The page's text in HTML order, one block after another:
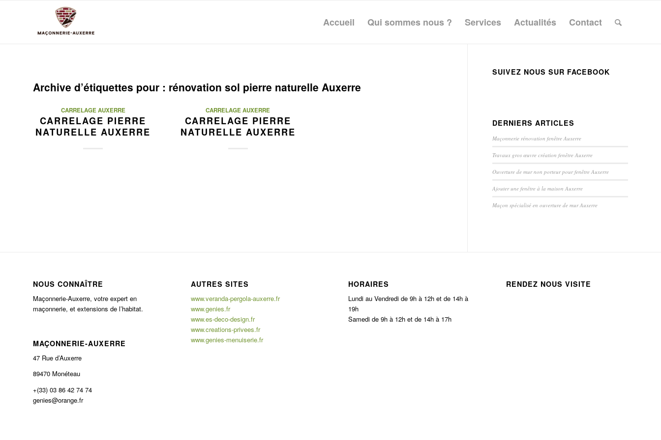
Accueil Qui sommes nous ? Services Actualités Contact
Archive d’étiquettes pour : rénovation sol pierre naturelle Auxerre
CARRELAGE AUXERRE
CARRELAGE PIERRE
NATURELLE AUXERRE
CARRELAGE AUXERRE
CARRELAGE PIERRE
NATURELLE AUXERRE
SUIVEZ NOUS SUR FACEBOOK
DERNIERS ARTICLES
Maçonnerie rénovation fenêtre Auxerre
Travaux gros œuvre création fenêtre Auxerre
Ouverture de mur non porteur pour fenêtre Auxerre
Ajouter une fenêtre à la maison Auxerre
Maçon spécialisé en ouverture de mur Auxerre
NOUS CONNAÎTRE
Maçonnerie-Auxerre, votre expert en
maçonnerie, et extensions de l’habitat.
MAÇONNERIE-AUXERRE
47 Rue d’Auxerre
89470 Monéteau
+(33) 03 86 42 74 74
genies@orange.fr
AUTRES SITES
www.veranda-pergola-auxerre.fr
www.genies.fr
www.es-deco-design.fr
www.creations-privees.fr
www.genies-menuiserie.fr
HORAIRES
Lundi au Vendredi de 9h à 12h et de 14h à
19h
Samedi de 9h à 12h et de 14h à 17h
RENDEZ NOUS VISITE